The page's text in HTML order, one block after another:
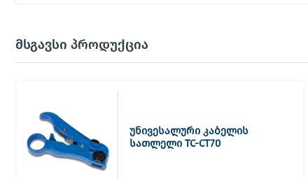
მსგავსი პროდუქცია
უნივესალური კაბელის
სათლელი TC-CT70